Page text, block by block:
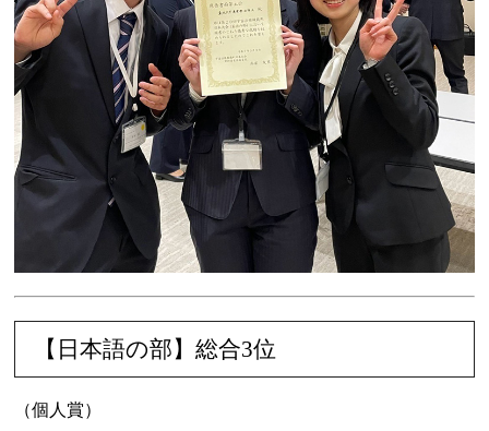
【日本語の部】総合3位
（個人賞）